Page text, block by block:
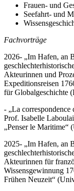
Frauen- und
Seefahrt- und
Fachvorträge
2026- „Im Hafen, an
Akteurinnen und
Expeditionsreisen
für Globalgeschichte
- „La
Prof. Isabelle
„Penser le Maritime“
2025- „Im Hafen, an
Akteurinnen für
Wissensgewinnung
Frühen Neuzeit“